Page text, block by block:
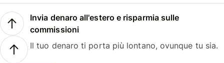
Invia denaro all'estero e risparmia sulle
commissioni
Il tuo denaro ti porta più lontano, ovunque tu sia.